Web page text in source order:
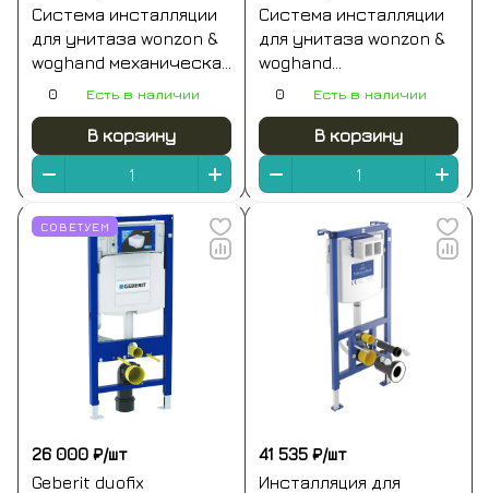
Система инсталляции
для унитаза wonzon &
woghand механическая
(ww-ti739a)
0 Есть в наличии
В корзину
Система инсталляции
для унитаза wonzon &
woghand
пневматическая (ww-
0 Есть в наличии
В корзину
СОВЕТУЕМ
26 000 ₽/шт
Geberit duofix
41 535 ₽/шт
Инсталляция для